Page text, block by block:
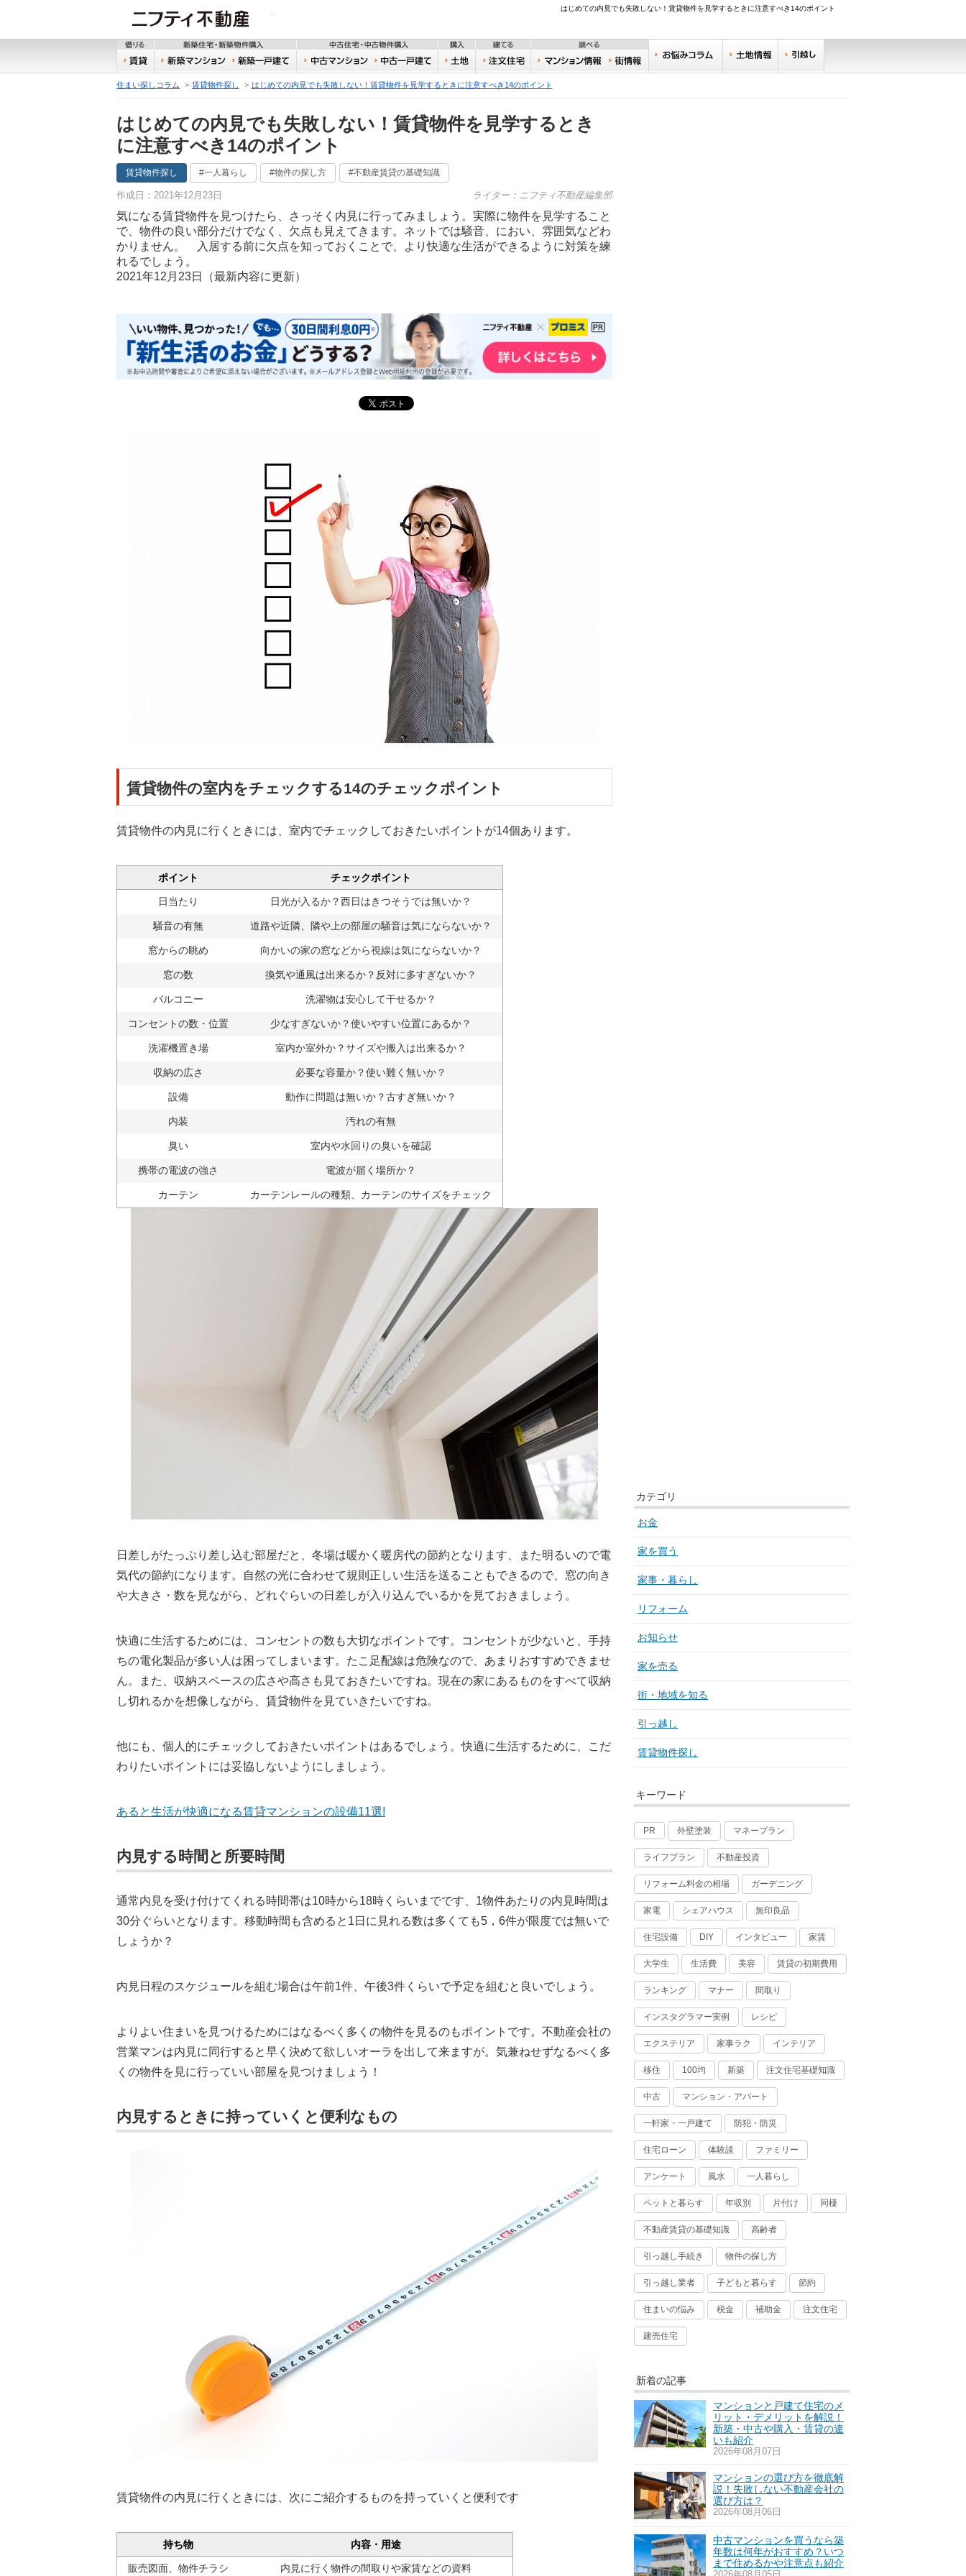
はじめての内見でも失敗しない！賃貸物件を見学するときに注意すべき14のポイント
借りる 新築住宅・新築物件購入 中古住宅・中古物件購入
購入
賃貸
新築マンション 新築一戸建て 中古マンション 中古一戸建て
土地 注文住宅 おうちリサーチ住みやすい街サーチ
住まい探しコラム 賃貸物件探し はじめての内見でも失敗しない！賃貸物件を見学するときに注意すべき14のポイント
はじめての内見でも失敗しない！賃貸物件を見学するとき
に注意すべき14のポイント
賃貸物件探し #一人暮らし #物件の探し方 #不動産賃貸の基礎知識
作成日：2021年12月23日 ライター：ニフティ不動産編集部
気になる賃貸物件を見つけたら、さっそく内見に行ってみましょう。実際に物件を見学すること
で、物件の良い部分だけでなく、欠点も見えてきます。ネットでは騒音、におい、雰囲気などわ
かりません。 入居する前に欠点を知っておくことで、より快適な生活ができるように対策を練
れるでしょう。
2021年12月23日（最新内容に更新）
賃貸物件の室内をチェックする14のチェックポイント
賃貸物件の内見に行くときには、室内でチェックしておきたいポイントが14個あります。
ポイント チェックポイント
日当たり 日光が入るか？西日はきつそうでは無いか？
騒音の有無 道路や近隣、隣や上の部屋の騒音は気にならないか？
窓からの眺め 向かいの家の窓などから視線は気にならないか？
窓の数 換気や通風は出来るか？反対に多すぎないか？
バルコニー 洗濯物は安心して干せるか？
コンセントの数・位置 少なすぎないか？使いやすい位置にあるか？
洗濯機置き場 室内か室外か？サイズや搬入は出来るか？
収納の広さ 必要な容量か？使い難く無いか？
設備 動作に問題は無いか？古すぎ無いか？
内装 汚れの有無
臭い 室内や水回りの臭いを確認
携帯の電波の強さ 電波が届く場所か？
カーテン カーテンレールの種類、カーテンのサイズをチェック
日差しがたっぷり差し込む部屋だと、冬場は暖かく暖房代の節約となります、また明るいので電
気代の節約になります。自然の光に合わせて規則正しい生活を送ることもできるので、窓の向き
や大きさ・数を見ながら、どれぐらいの日差しが入り込んでいるかを見ておきましょう。
快適に生活するためには、コンセントの数も大切なポイントです。コンセントが少ないと、手持
ちの電化製品が多い人は困ってしまいます。たこ足配線は危険なので、あまりおすすめできませ
ん。また、収納スペースの広さや高さも見ておきたいですね。現在の家にあるものをすべて収納
し切れるかを想像しながら、賃貸物件を見ていきたいですね。
他にも、個人的にチェックしておきたいポイントはあるでしょう。快適に生活するために、こだ
わりたいポイントには妥協しないようにしましょう。
あると生活が快適になる賃貸マンションの設備11選!
内見する時間と所要時間
通常内見を受け付けてくれる時間帯は10時から18時くらいまでです、1物件あたりの内見時間は
30分ぐらいとなります。移動時間も含めると1日に見れる数は多くても5，6件が限度では無いで
しょうか？
内見日程のスケジュールを組む場合は午前1件、午後3件くらいで予定を組むと良いでしょう。
よりよい住まいを見つけるためにはなるべく多くの物件を見るのもポイントです。不動産会社の
営業マンは内見に同行すると早く決めて欲しいオーラを出して来ますが。気兼ねせずなるべく多
くの物件を見に行っていい部屋を見つけましょう！
内見するときに持っていくと便利なもの
賃貸物件の内見に行くときには、次にご紹介するものを持っていくと便利です
持ち物 内容・用途
販売図面、物件チラシ 内見に行く物件の間取りや家賃などの資料
カテゴリ
お金
家を買う
家事・暮らし
リフォーム
お知らせ
家を売る
街・地域を知る
引っ越し
賃貸物件探し
キーワード
PR 外壁塗装 マネープラン
ライフプラン 不動産投資
リフォーム料金の相場 ガーデニング
家電 シェアハウス 無印良品
住宅設備 DIY インタビュー 家賃
大学生 生活費 美容 賃貸の初期費用
ランキング マナー 間取り
インスタグラマー実例 レシピ
エクステリア 家事ラク インテリア
移住 100均 新築 注文住宅基礎知識
中古 マンション・アパート
一軒家・一戸建て 防犯・防災
住宅ローン 体験談 ファミリー
アンケート 風水 一人暮らし
ペットと暮らす 年収別 片付け 同棲
不動産賃貸の基礎知識 高齢者
引っ越し手続き 物件の探し方
引っ越し業者 子どもと暮らす 節約
住まいの悩み 税金 補助金 注文住宅
建売住宅
新着の記事
マンションと戸建て住宅のメ
リット・デメリットを解説！
新築・中古や購入・賃貸の違
いも紹介
2026年08月07日
マンションの選び方を徹底解
説！失敗しない不動産会社の
選び方は？
2026年08月06日
中古マンションを買うなら築
年数は何年がおすすめ？いつ
まで住めるかや注意点も紹介